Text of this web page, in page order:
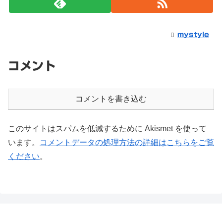
mystyle
コメント
コメントを書き込む
このサイトはスパムを低減するために Akismet を使って
います。
コメントデータの処理方法の詳細はこちらをご覧
ください。